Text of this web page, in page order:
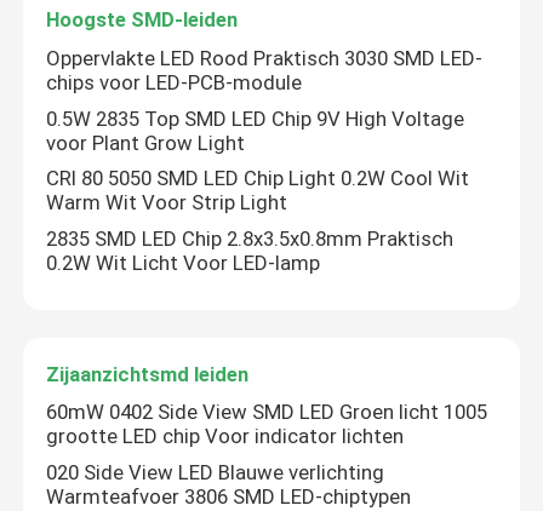
Hoogste SMD-leiden
Oppervlakte LED Rood Praktisch 3030 SMD LED-
chips voor LED-PCB-module
0.5W 2835 Top SMD LED Chip 9V High Voltage
voor Plant Grow Light
CRI 80 5050 SMD LED Chip Light 0.2W Cool Wit
Warm Wit Voor Strip Light
2835 SMD LED Chip 2.8x3.5x0.8mm Praktisch
0.2W Wit Licht Voor LED-lamp
Zijaanzichtsmd leiden
60mW 0402 Side View SMD LED Groen licht 1005
grootte LED chip Voor indicator lichten
020 Side View LED Blauwe verlichting
Warmteafvoer 3806 SMD LED-chiptypen